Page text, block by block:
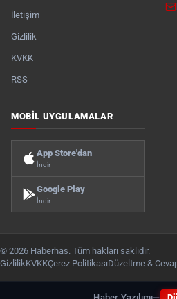
İletişim
Gizlilik
KVKK
RSS
MOBIL UYGULAMALAR
App Store'dan
İndir
Google Play
İndir
© 2026 Haberhas. Tüm hakları saklıdır.
GizlilikKVKKÇerez PolitikasıDüzeltme &